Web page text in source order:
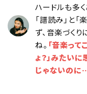
ハードルも多
「譜読み」と
ず、音楽づく
ね。 「音楽っ
ょ？」みたい
じゃないのに